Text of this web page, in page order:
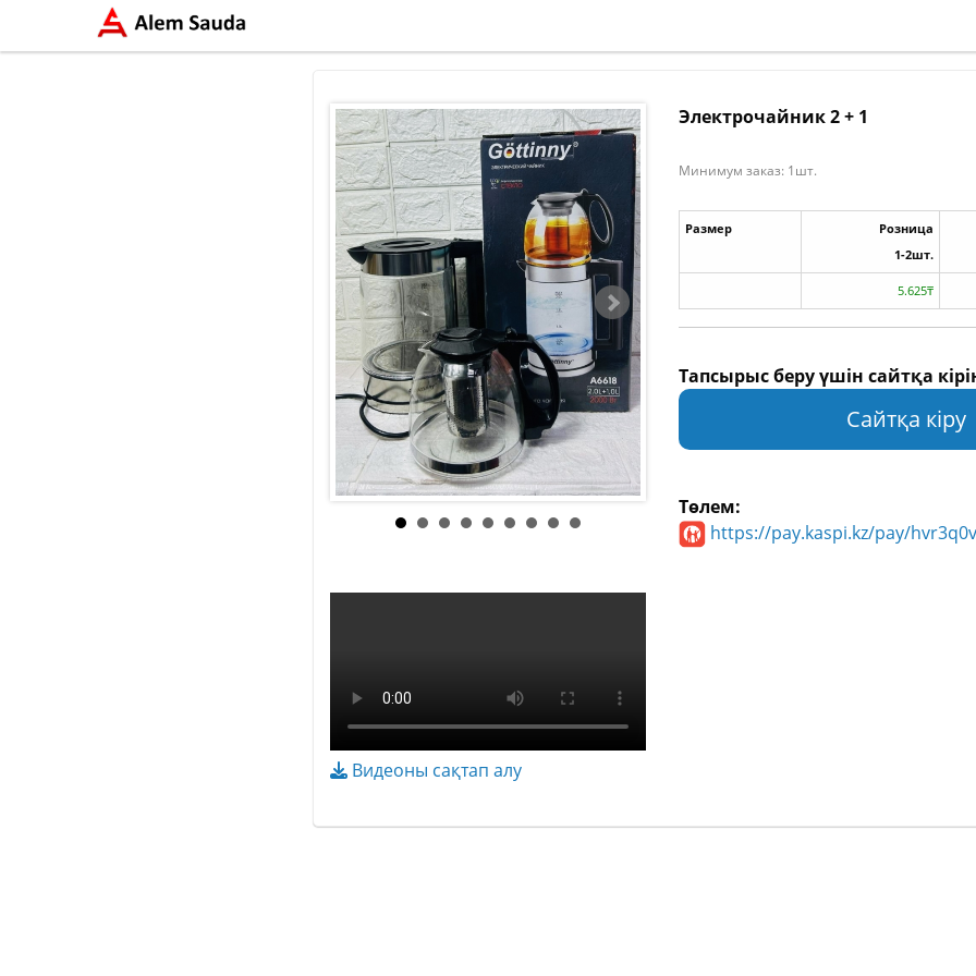
Видеоны сақтап алу
Электрочайник 2 + 1
Минимум заказ: 1шт.
Размер
Розница
1-2шт.
5.625₸
Тапсырыс беру үшін сайтқа
Сайтқа кіру
Төлем:
https://pay.kaspi.kz/pay/